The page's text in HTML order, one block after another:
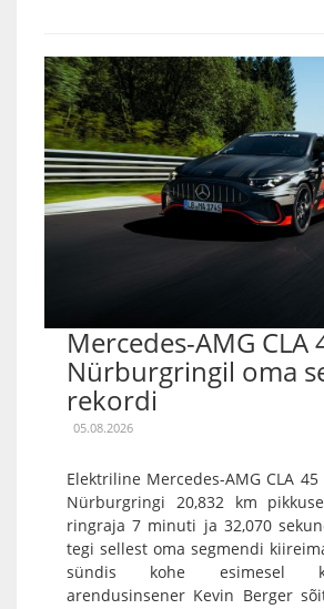
Mercedes-AMG CLA
Nürburgringil oma
rekordi
05.08.2026
Elektriline Mercedes-AMG CLA 45
Nürburgringi 20,832 km
ringraja 7 minuti ja 32,070
tegi sellest oma segmendi
sündis kohe esimesel
arendusinsener Kevin Berger